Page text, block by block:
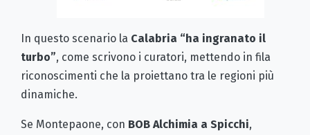
In questo scenario la Calabria “ha ingranato il
turbo”, come scrivono i curatori, mettendo in fila
riconoscimenti che la proiettano tra le regioni più
dinamiche.
Se Montepaone, con BOB Alchimia a Spicchi,